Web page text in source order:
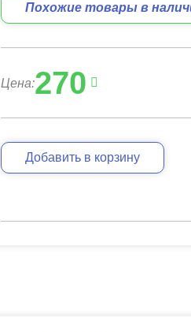
Похожие товары в
Цена:270
Добавить в корзину